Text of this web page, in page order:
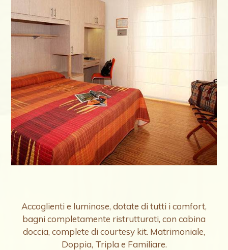
Accoglienti e luminose, dotate di tutti i comfort,
bagni completamente ristrutturati, con cabina
doccia, complete di courtesy kit. Matrimoniale,
Doppia, Tripla e Familiare.